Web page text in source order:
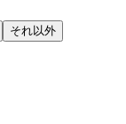
それ以外